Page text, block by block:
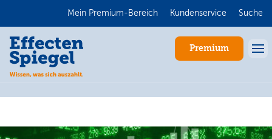
Mein Premium-Bereich Kundenservice Suche
Premium